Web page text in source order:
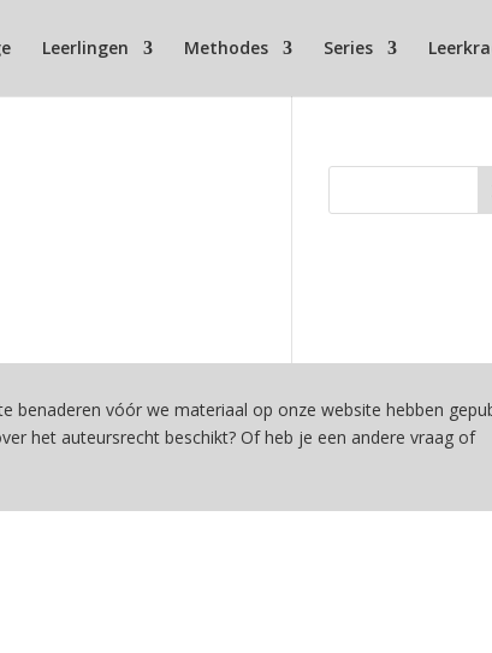
Leerlingen Methodes Series
benaderen vóór we materiaal op onze website hebben
het auteursrecht beschikt? Of heb je een andere vraag of